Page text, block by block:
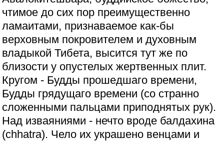
чтимое до сих пор преимущественно
ламаитами, признаваемое как-бы
верховным покровителем и духовным
владыкой Тибета, высится тут же по
близости у опустелых жертвенных плит.
Кругом - Будды прошедшаго времени,
Будды грядущаго времени (со странно
сложенными пальцами приподнятых рук).
Над изваяниями - нечто вроде балдахина
(chhatra). Чело их украшено венцами и